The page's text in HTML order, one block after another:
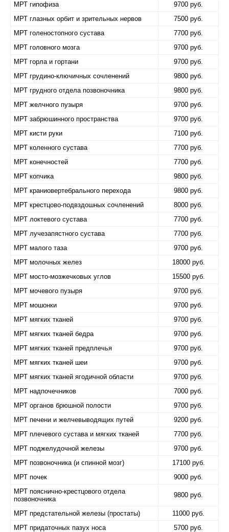
МРТ гипофиза
9700 руб.
МРТ глазных орбит и зрительных нервов
7500 руб.
МРТ голеностопного сустава
7700 руб.
МРТ головного мозга
9700 руб.
МРТ горла и гортани
9700 руб.
МРТ грудино-ключичных сочленений
9800 руб.
МРТ грудного отдела позвоночника
9800 руб.
МРТ желчного пузыря
9700 руб.
МРТ забрюшинного пространства
9700 руб.
МРТ кисти руки
7100 руб.
МРТ коленного сустава
7700 руб.
МРТ конечностей
7700 руб.
МРТ копчика
9800 руб.
МРТ краниовертебрального перехода
9800 руб.
МРТ крестцово-подвздошных сочленений
8000 руб.
МРТ локтевого сустава
7700 руб.
МРТ лучезапястного сустава
7700 руб.
МРТ малого таза
9700 руб.
МРТ молочных желез
18000 руб.
МРТ мосто-мозжечковых углов
15500 руб.
МРТ мочевого пузыря
9700 руб.
МРТ мошонки
9700 руб.
МРТ мягких тканей
9700 руб.
МРТ мягких тканей бедра
9700 руб.
МРТ мягких тканей предплечья
9700 руб.
МРТ мягких тканей шеи
9700 руб.
МРТ мягких тканей ягодичной области
9700 руб.
МРТ надпочечников
7000 руб.
МРТ органов брюшной полости
9700 руб.
МРТ печени и желчевыводящих путей
9200 руб.
МРТ плечевого сустава и мягких тканей
7700 руб.
МРТ поджелудочной железы
9700 руб.
МРТ позвоночника (и спинной мозг)
17100 руб.
МРТ почек
9000 руб.
МРТ пояснично-крестцового отдела
позвоночника
9800 руб.
МРТ предстательной железы (простаты)
11000 руб.
МРТ придаточных пазух носа
5700 руб.